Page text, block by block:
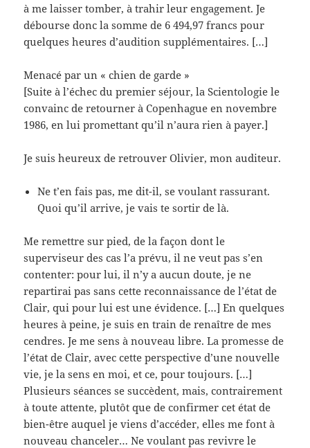
à me laisser tomber, à trahir leur engagement. Je
débourse donc la somme de 6 494,97 francs pour
quelques heures d’audition supplémentaires. […]
Menacé par un « chien de garde »
[Suite à l’échec du premier séjour, la Scientologie le
convainc de retourner à Copenhague en novembre
1986, en lui promettant qu’il n’aura rien à payer.]
Je suis heureux de retrouver Olivier, mon auditeur.
Ne t’en fais pas, me dit-il, se voulant rassurant.
Quoi qu’il arrive, je vais te sortir de là.
Me remettre sur pied, de la façon dont le
superviseur des cas l’a prévu, il ne veut pas s’en
contenter: pour lui, il n’y a aucun doute, je ne
repartirai pas sans cette reconnaissance de l’état de
Clair, qui pour lui est une évidence. […] En quelques
heures à peine, je suis en train de renaître de mes
cendres. Je me sens à nouveau libre. La promesse de
l’état de Clair, avec cette perspective d’une nouvelle
vie, je la sens en moi, et ce, pour toujours. […]
Plusieurs séances se succèdent, mais, contrairement
à toute attente, plutôt que de confirmer cet état de
bien-être auquel je viens d’accéder, elles me font à
nouveau chanceler… Ne voulant pas revivre le